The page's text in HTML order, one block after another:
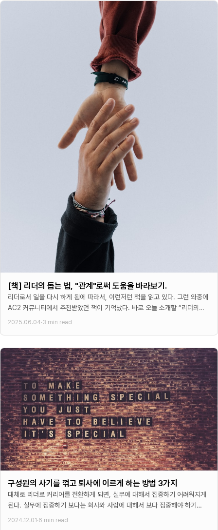
[책] 리더의 돕는 법, "관계"로써 도움을 바라보기.
리더로서 일을 다시 하게 됨에 따라서, 이런저런 책을 읽고 있다. 그런 와중에
AC2 커뮤니티에서 추천받았던 책이 기억났다. 바로 오늘 소개할 “리더의
돕는법”이라는 책이었다.
2025.06.04·3 min read
구성원의 사기를 꺾고 퇴사에 이르게 하는 방법 3가지
대체로 리더로 커리어를 전환하게 되면, 실무에 대해서 집중하기 어려워지게
된다. 실무에 집중하기 보다는 회사와 사람에 대해서 보다 집중해야 하기
때문이다. 즉, 탁월한 리더는 회사와
2024.12.01 ·6 min read